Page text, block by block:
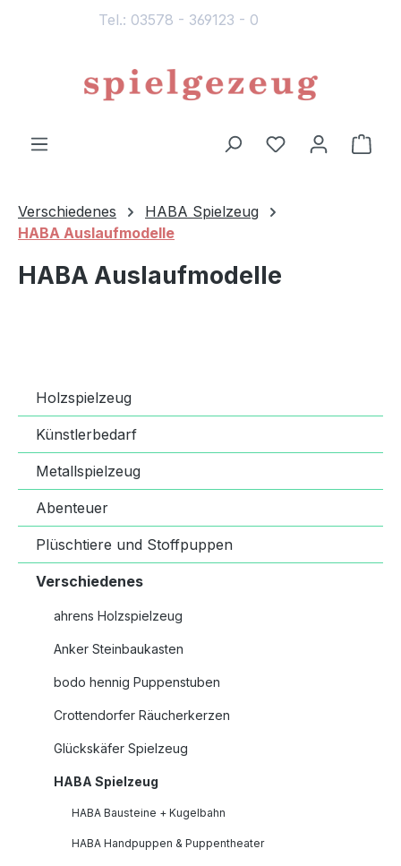
Tel.: 03578 - 369123 - 0
Du hast 0
Verschiedenes
HABA Spielzeug
HABA Auslaufmodelle
HABA Auslaufmodelle
Holzspielzeug
Künstlerbedarf
Metallspielzeug
Abenteuer
Plüschtiere und Stoffpuppen
Verschiedenes
ahrens Holzspielzeug
Anker Steinbaukasten
bodo hennig Puppenstuben
Crottendorfer Räucherkerzen
Glückskäfer Spielzeug
HABA Spielzeug
HABA Bausteine + Kugelbahn
HABA Handpuppen & Puppentheater